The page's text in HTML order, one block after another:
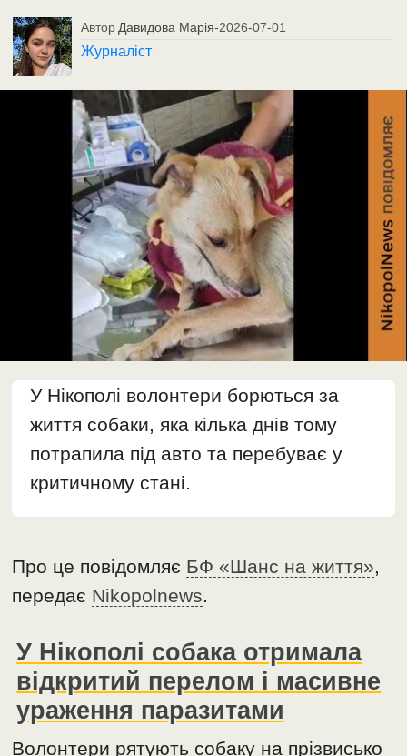
Автор Давидова Марія-2026-07-01
Журналіст
У Нікополі волонтери борються за
життя собаки, яка кілька днів тому
потрапила під авто та перебуває у
критичному стані.
Про це повідомляє БФ «Шанс на життя»,
передає Nikopolnews.
У Нікополі собака отримала
відкритий перелом і масивне
ураження паразитами
Волонтери рятують собаку на прізвисько